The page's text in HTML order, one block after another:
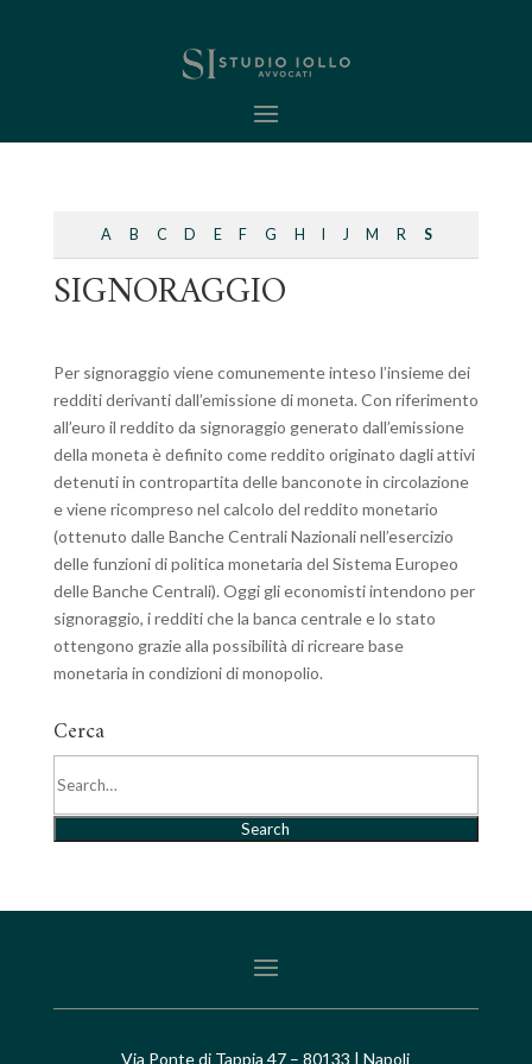
A B C D E F G H I J M R S
SIGNORAGGIO
Per signoraggio viene comunemente inteso l’insieme dei
redditi derivanti dall’emissione di moneta. Con riferimento
all’euro il reddito da signoraggio generato dall’emissione
della moneta è definito come reddito originato dagli attivi
detenuti in contropartita delle banconote in circolazione
e viene ricompreso nel calcolo del reddito monetario
(ottenuto dalle Banche Centrali Nazionali nell’esercizio
delle funzioni di politica monetaria del Sistema Europeo
delle Banche Centrali). Oggi gli economisti intendono per
signoraggio, i redditi che la banca centrale e lo stato
ottengono grazie alla possibilità di ricreare base
monetaria in condizioni di monopolio.
Cerca
Search
Via Ponte di Tappia 47 – 80133 | Napoli